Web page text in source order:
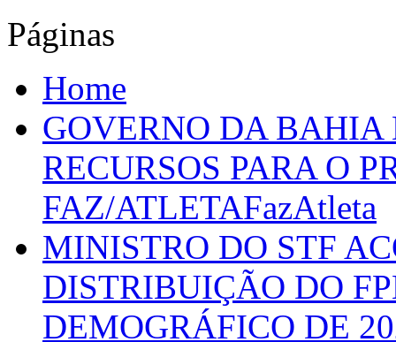
Páginas
Home
GOVERNO DA
RECURSOS PARA O
FAZ/ATLETAFazAtleta
MINISTRO DO STF
DISTRIBUIÇÃO DO
DEMOGRÁFICO DE